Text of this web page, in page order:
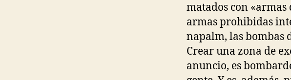
matados con «armas
armas prohibidas
napalm, las bombas
Crear una zona de
anuncio, es